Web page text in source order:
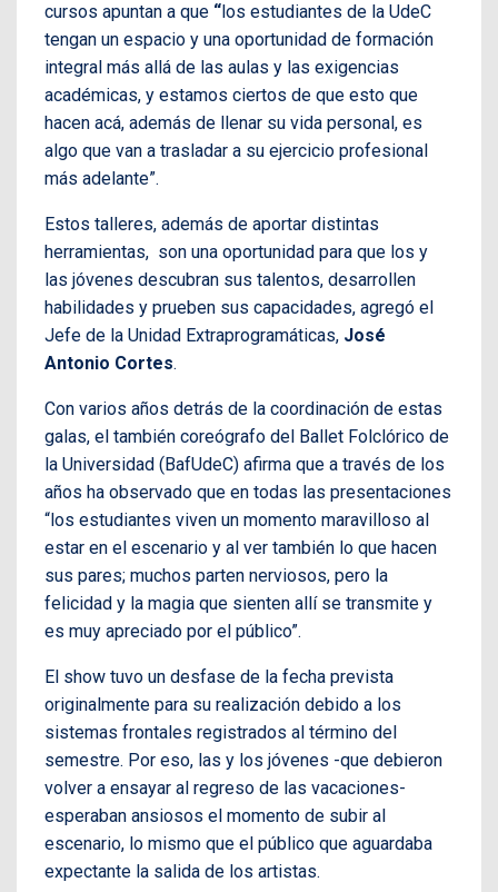
cursos apuntan a que “ los estudiantes de la UdeC
tengan un espacio y una oportunidad de formación
integral más allá de las aulas y las exigencias
académicas, y estamos ciertos de que esto que
hacen acá, además de llenar su vida personal, es
algo que van a trasladar a su ejercicio profesional
más adelante”.
Estos talleres, además de aportar distintas
herramientas, son una oportunidad para que los y
las jóvenes descubran sus talentos, desarrollen
habilidades y prueben sus capacidades, agregó el
Jefe de la Unidad Extraprogramáticas, José
Antonio Cortes.
Con varios años detrás de la coordinación de estas
galas, el también coreógrafo del Ballet Folclórico de
la Universidad (BafUdeC) afirma que a través de los
años ha observado que en todas las presentaciones
“los estudiantes viven un momento maravilloso al
estar en el escenario y al ver también lo que hacen
sus pares; muchos parten nerviosos, pero la
felicidad y la magia que sienten allí se transmite y
es muy apreciado por el público”.
El show tuvo un desfase de la fecha prevista
originalmente para su realización debido a los
sistemas frontales registrados al término del
semestre. Por eso, las y los jóvenes -que debieron
volver a ensayar al regreso de las vacaciones-
esperaban ansiosos el momento de subir al
escenario, lo mismo que el público que aguardaba
expectante la salida de los artistas.